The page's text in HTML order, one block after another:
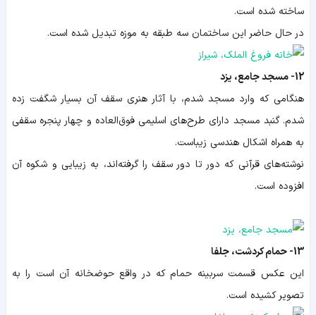
ساخته شده است.
در حال حاضر این ساختمان سه طبقه به موزه تبدیل شده است.
12- مسجد جامع، یزد
هنگامی که وارد مسجد شدم، با آثار هنری سقف آن بسیار شگفت زده
شدم. گنبد مسجد دارای طرح‌های اسلیمی فوق‌العاده‌ و چهار پنجره سقفی
به همراه اشکال هندسی زیباست.
نوشته‌های قرآنی که دور تا دور سقف را گرفته‌اند، به زیبایی و شکوه آن
افزوده است.
13- حمام کردشت، جلفا
این عکس قسمت سربینه حمام که در واقع حوضخانه آن است را به
تصویر کشیده است.